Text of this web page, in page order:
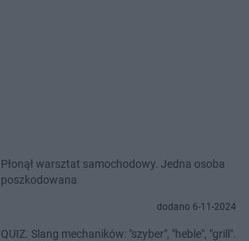
Płonął warsztat samochodowy. Jedna osoba
poszkodowana
dodano 6-11-2024
QUIZ. Slang mechaników: "szyber", "heble", "grill".